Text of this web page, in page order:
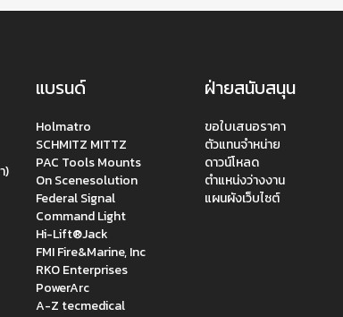
)
แบรนด์
Holmatro
SCHMITZ MITTZ
PAC Tools Mounts
On Scenesolution
Federal Signal
Command Light
Hi-Lift®Jack
FMI Fire&Marine, Inc
RKO Enterprises
PowerArc
A-Z tecmedical
ฝ่ายสนับสนุน
ขอใบเสนอราคา
ตัวแทนจำหน่าย
ดาวน์โหลด
ตำแหน่งว่างงาน
แผนผังเว็บไซต์